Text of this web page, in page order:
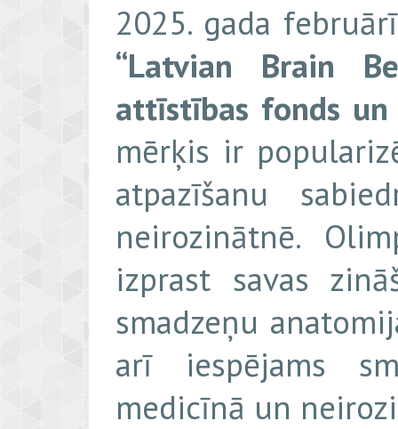
2025. gada
“Latvian Brain
attīstības fonds un
mērķis ir
atpazīšanu
neirozinātnē.
izprast savas
smadzeņu
arī iespējams
medicīnā un